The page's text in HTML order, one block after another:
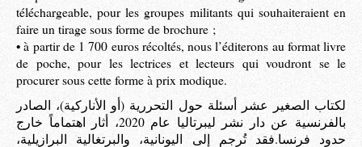
téléchargeable, pour les groupes militants qui souhaiteraient en
faire un tirage sous forme de brochure ;
• à partir de 1 700 euros récoltés, nous l’éditerons au format livre
de poche, pour les lectrices et lecteurs qui voudront se le
procurer sous cette forme à prix modique.
لكتاب الصغير عشر أسئلة حول التحررية (أو الأناركية)، الصادر
بالفرنسية عن دار نشر ليبرتاليا عام 2020، أثار اهتماماً خارج
حدود فرنسا.فقد تُرجم إلى اليونانية، والبرتغالية البرازيلية،